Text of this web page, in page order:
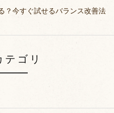
？今すぐ試せるバランス改善法
ゴリ